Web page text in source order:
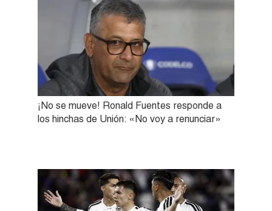
¡No se mueve! Ronald Fuentes responde a
los hinchas de Unión: «No voy a renunciar»